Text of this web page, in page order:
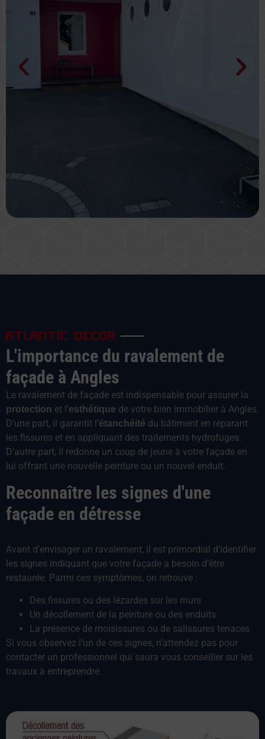
ATLANTIC DECOR
L'importance du ravalement de
façade à Angles
Le ravalement de façade est indispensable pour assurer la
protection et l’esthétique de votre bien immobilier à Angles.
D’une part, il garantit l’étanchéité du bâtiment en réparant
les fissures et en appliquant des traitements hydrofuges.
D’autre part, il redonne un coup de jeune à votre façade en
lui offrant une nouvelle peinture ou un nouvel enduit.
Reconnaître les signes d'une
façade en détresse
Avant d’envisager un ravalement, il est primordial d’identifier
les signes indiquant que votre façade a besoin d’être
restaurée. Parmi ces symptômes, on retrouve :
Des fissures ou des lézardes sur les murs
Un décollement de la peinture ou des enduits
La présence de moisissures ou de salissures tenaces
Si vous observez l’un de ces signes, n’attendez pas pour
contacter un professionnel qui saura vous conseiller sur les
travaux à entreprendre.